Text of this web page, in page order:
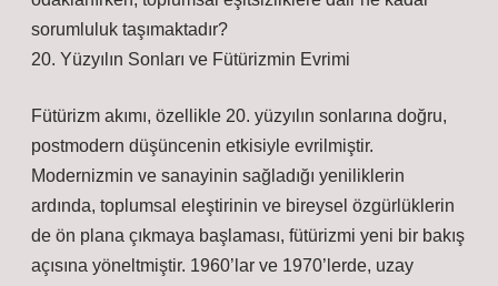
sorumluluk taşımaktadır?
20. Yüzyılın Sonları ve Fütürizmin Evrimi
Fütürizm akımı, özellikle 20. yüzyılın sonlarına doğru,
postmodern düşüncenin etkisiyle evrilmiştir.
Modernizmin ve sanayinin sağladığı yeniliklerin
ardında, toplumsal eleştirinin ve bireysel özgürlüklerin
de ön plana çıkmaya başlaması, fütürizmi yeni bir bakış
açısına yöneltmiştir. 1960’lar ve 1970’lerde, uzay